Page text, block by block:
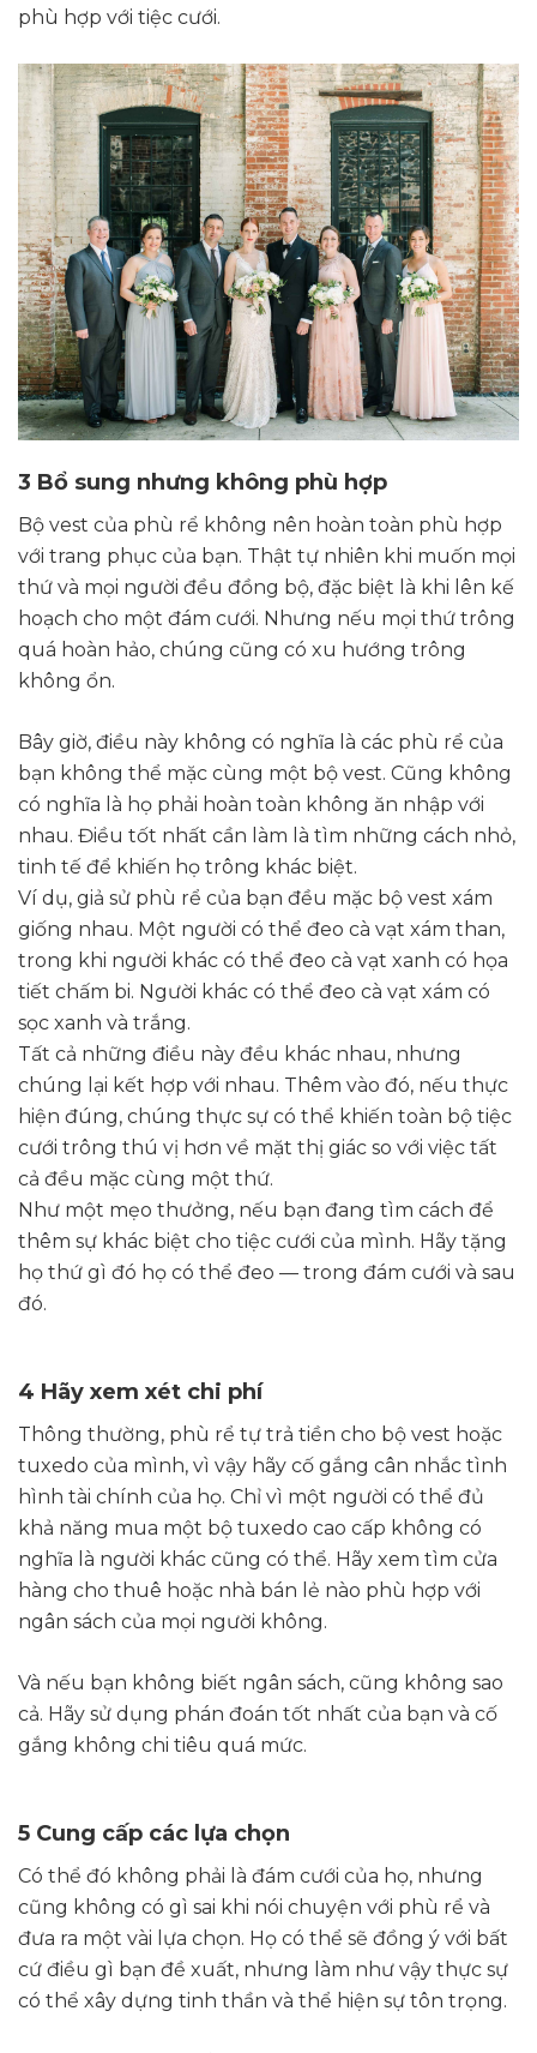
phù hợp với tiệc cưới.
3 Bổ sung nhưng không phù hợp
Bộ vest của phù rể không nên hoàn toàn phù hợp
với trang phục của bạn. Thật tự nhiên khi muốn mọi
thứ và mọi người đều đồng bộ, đặc biệt là khi lên kế
hoạch cho một đám cưới. Nhưng nếu mọi thứ trông
quá hoàn hảo, chúng cũng có xu hướng trông
không ổn.
Bây giờ, điều này không có nghĩa là các phù rể của
bạn không thể mặc cùng một bộ vest. Cũng không
có nghĩa là họ phải hoàn toàn không ăn nhập với
nhau. Điều tốt nhất cần làm là tìm những cách nhỏ,
tinh tế để khiến họ trông khác biệt.
Ví dụ, giả sử phù rể của bạn đều mặc bộ vest xám
giống nhau. Một người có thể đeo cà vạt xám than,
trong khi người khác có thể đeo cà vạt xanh có họa
tiết chấm bi. Người khác có thể đeo cà vạt xám có
sọc xanh và trắng.
Tất cả những điều này đều khác nhau, nhưng
chúng lại kết hợp với nhau. Thêm vào đó, nếu thực
hiện đúng, chúng thực sự có thể khiến toàn bộ tiệc
cưới trông thú vị hơn về mặt thị giác so với việc tất
cả đều mặc cùng một thứ.
Như một mẹo thưởng, nếu bạn đang tìm cách để
thêm sự khác biệt cho tiệc cưới của mình. Hãy tặng
họ thứ gì đó họ có thể đeo — trong đám cưới và sau
đó.
4 Hãy xem xét chi phí
Thông thường, phù rể tự trả tiền cho bộ vest hoặc
tuxedo của mình, vì vậy hãy cố gắng cân nhắc tình
hình tài chính của họ. Chỉ vì một người có thể đủ
khả năng mua một bộ tuxedo cao cấp không có
nghĩa là người khác cũng có thể. Hãy xem tìm cửa
hàng cho thuê hoặc nhà bán lẻ nào phù hợp với
ngân sách của mọi người không.
Và nếu bạn không biết ngân sách, cũng không sao
cả. Hãy sử dụng phán đoán tốt nhất của bạn và cố
gắng không chi tiêu quá mức.
5 Cung cấp các lựa chọn
Có thể đó không phải là đám cưới của họ, nhưng
cũng không có gì sai khi nói chuyện với phù rể và
đưa ra một vài lựa chọn. Họ có thể sẽ đồng ý với bất
cứ điều gì bạn đề xuất, nhưng làm như vậy thực sự
có thể xây dựng tinh thần và thể hiện sự tôn trọng.